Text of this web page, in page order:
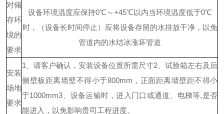
对储
存环
境的
要求
设备环境温度应保持0℃～+45℃以内当环境温度低于0℃
时，（设备长时间停止）应将设备存留的水排放干净，以免
管道内的水结冰涨坏管道
安装
场地
要求
1、请客户确认，安装设备位置所需尺寸2、试验箱左右及后
侧壁板距离墙壁不得小于800mm，正面距离墙壁距不得小
于1000mm3、设备运输时，进入门口或通道、电梯等,是否
能进入，以免影响贵司工程进度。